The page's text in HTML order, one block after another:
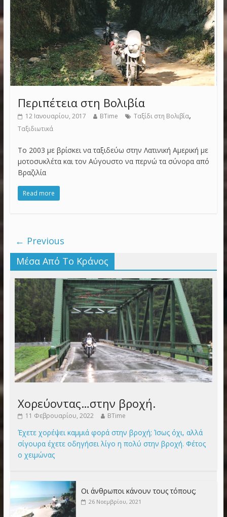
Περιπέτεια στη Βολιβία
12 Ιανουαρίου, 2017 BTime Ταξίδι στη Βολιβία,
Ταξιδιωτικά
Το 2003 με βρίσκει να ταξιδεύω στην Λατινική Αμερική με
μοτοσυκλέτα και τον Αύγουστο να περνώ τα σύνορα από
Βραζιλία
Read more
← Previous
Μέσα Από Το Κράνος
Χορεύοντας…στην βροχή.
11 Φεβρουαρίου, 2022 BTime
Έχετε χορέψει καμμιά φορά στην βροχή; Ίσως όχι, αλλά
σίγουρα έχετε οδηγήσει λίγο η πολύ στην βροχή. Φέτος
ο χειμώνας
Οι άνθρωποι κάνουν τους τόπους;
26 Νοεμβρίου, 2021